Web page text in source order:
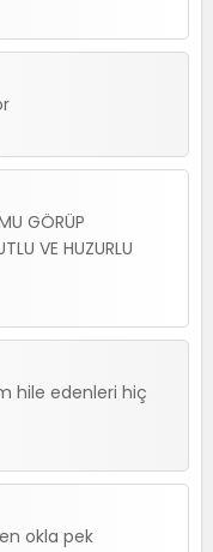
GÖRÜP
VE HUZURLU
hile edenleri hiç
okla pek